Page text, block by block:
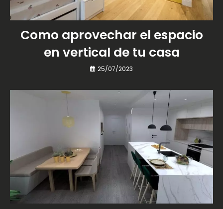
Como aprovechar el espacio
en vertical de tu casa
25/07/2023